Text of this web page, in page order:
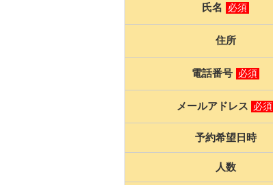
氏名 必須
住所
電話番号 必須
メールアドレス 必須
予約希望日時
人数